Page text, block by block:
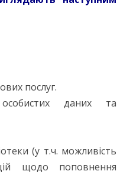
послуг.
особистих даних та
(у т.ч. можливість
щодо поповнення